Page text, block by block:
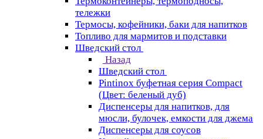
тележки
Термосы, кофейники, баки для напитков
Топливо для мармитов и подставки
Шведский стол
Назад
Шведский стол
Pintinox буфетная серия Compact
(Цвет: беленый дуб)
Диспенсеры для напитков, для
мюсли, булочек, емкости для джема
Диспенсеры для соусов